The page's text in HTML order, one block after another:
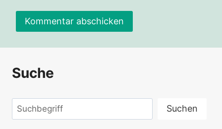
Alternative:
Suche
Suchen Suchen